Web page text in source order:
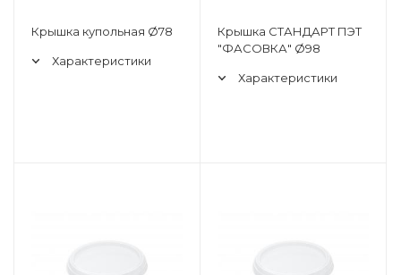
Крышка купольная Ø78
Характеристики
Крышка СТАНДАРТ ПЭТ
"ФАСОВКА" Ø98
Характеристики